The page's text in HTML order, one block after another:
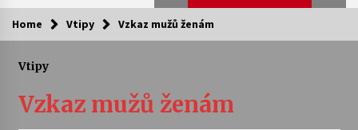
Kam za kulturou?
Sukuba Ensemble
4. 8. 2026
Home Vtipy Vzkaz mužů ženám
Vtipy
Vzkaz mužů ženám